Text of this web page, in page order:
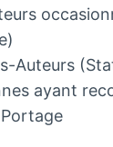
Auteurs
ayant